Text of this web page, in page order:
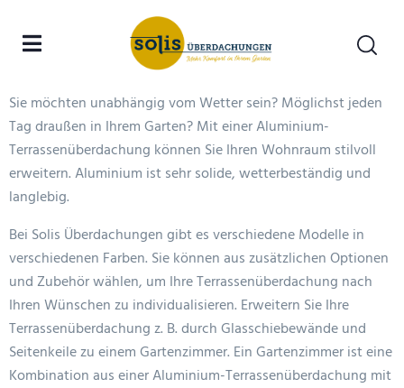
Terrassenüberdachung in
Solingen
Sie möchten unabhängig vom Wetter sein? Möglichst jeden
Tag draußen in Ihrem Garten? Mit einer Aluminium-
Terrassenüberdachung können Sie Ihren Wohnraum stilvoll
erweitern. Aluminium ist sehr solide, wetterbeständig und
langlebig.
Bei Solis Überdachungen gibt es verschiedene Modelle in
verschiedenen Farben. Sie können aus zusätzlichen Optionen
und Zubehör wählen, um Ihre Terrassenüberdachung nach
Ihren Wünschen zu individualisieren. Erweitern Sie Ihre
Terrassenüberdachung z. B. durch Glasschiebewände und
Seitenkeile zu einem Gartenzimmer. Ein Gartenzimmer ist eine
Kombination aus einer Aluminium-Terrassenüberdachung mit